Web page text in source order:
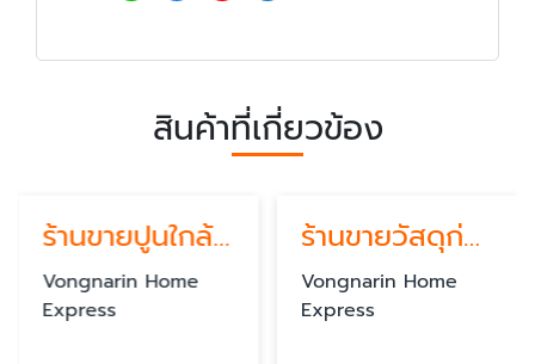
สินค้าที่เกี่ยวข้อง
ร้านขายปูนใกล้ฉัน
Vongnarin Home
Express
ร้านขายวัสดุก่อสร้างใกล้ฉัน
Vongnarin Home
Express